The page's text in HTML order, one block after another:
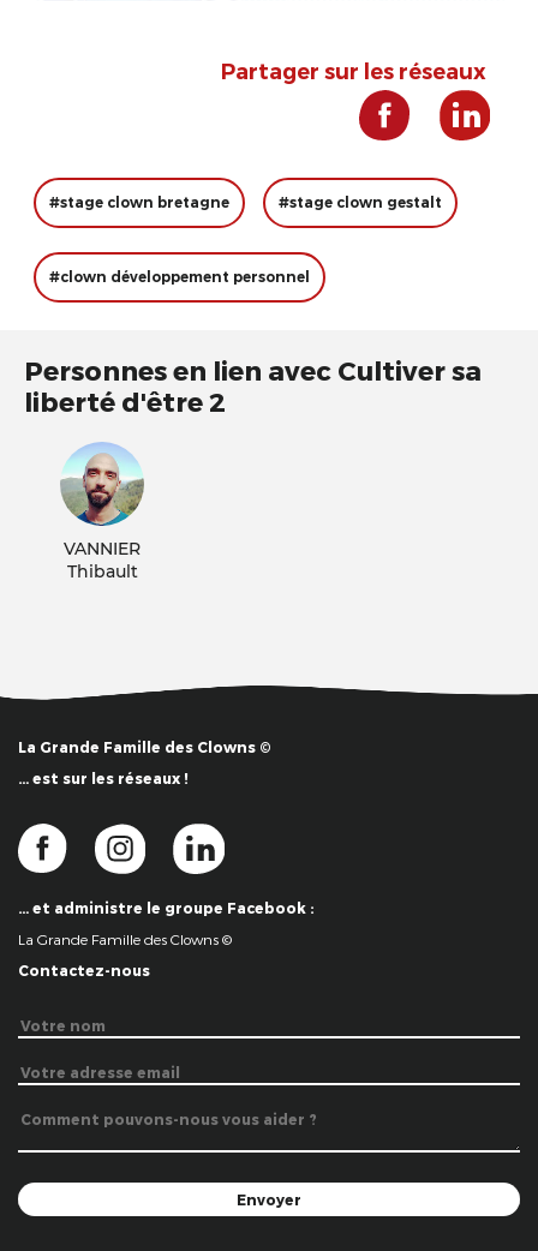
Partager sur les réseaux
#stage clown bretagne #stage clown gestalt
#clown développement personnel
Personnes en lien avec Cultiver sa
liberté d'être 2
VANNIER
Thibault
La Grande Famille des Clowns ©
… est sur les réseaux !
… et administre le groupe Facebook :
La Grande Famille des Clowns ©
Contactez-nous